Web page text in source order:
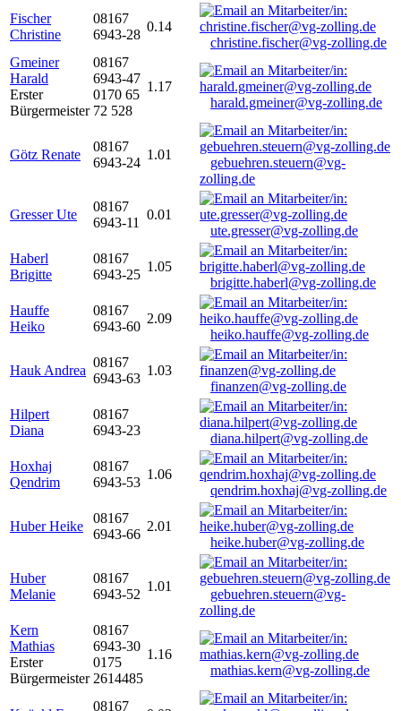
Fischer
Christine
08167
6943-28
0.14
christine.fischer@vg-zolling.de
Gmeiner
Harald
Erster
Bürgermeister
08167
6943-47
0170 65
72 528
1.17
harald.gmeiner@vg-zolling.de
Götz Renate
08167
6943-24
1.01
gebuehren.steuern@vg-
zolling.de
Gresser Ute
08167
6943-11
0.01
ute.gresser@vg-zolling.de
Haberl
Brigitte
08167
6943-25
1.05
brigitte.haberl@vg-zolling.de
Hauffe
Heiko
08167
6943-60
2.09
heiko.hauffe@vg-zolling.de
Hauk Andrea
08167
6943-63
1.03
finanzen@vg-zolling.de
Hilpert
Diana
08167
6943-23
diana.hilpert@vg-zolling.de
Hoxhaj
Qendrim
08167
6943-53
1.06
qendrim.hoxhaj@vg-zolling.de
Huber Heike
08167
6943-66
2.01
heike.huber@vg-zolling.de
Huber
Melanie
08167
6943-52
1.01
gebuehren.steuern@vg-
zolling.de
Kern
Mathias
Erster
Bürgermeister
08167
6943-30
0175
2614485
1.16
mathias.kern@vg-zolling.de
08167